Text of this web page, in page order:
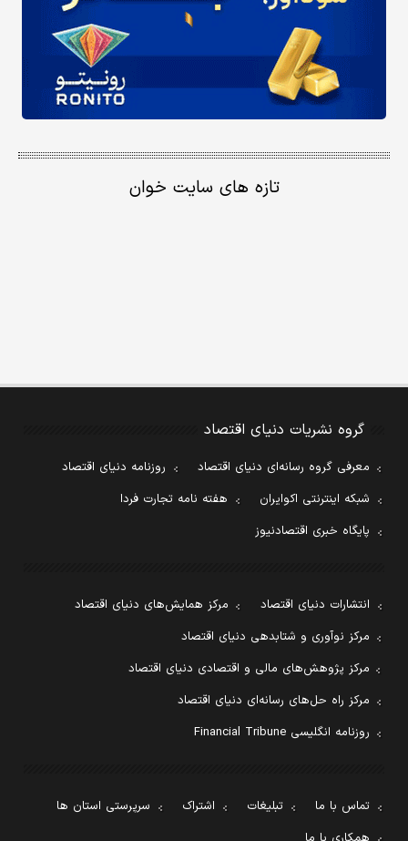
تازه های سایت خوان
گروه نشریات دنیای اقتصاد
معرفی گروه رسانه‌ای دنیای اقتصاد
روزنامه دنیای اقتصاد
شبکه اینترنتی اکوایران
هفته نامه تجارت فردا
پایگاه خبری اقتصادنیوز
انتشارات دنیای اقتصاد
مرکز همایش‌های دنیای اقتصاد
مرکز نوآوری و شتابدهی دنیای اقتصاد
مرکز پژوهش‌های مالی و اقتصادی دنیای اقتصاد
مرکز راه حل‌های رسانه‌ای دنیای اقتصاد
روزنامه انگلیسی Financial Tribune
تماس با ما تبلیغات اشتراک
سرپرستی استان ها